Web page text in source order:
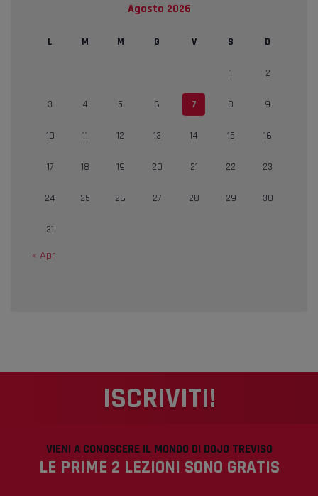
Agosto 2026
L M M G V S D
1 2
3 4 5 6 7 8 9
10 11 12 13 14 15 16
17 18 19 20 21 22 23
24 25 26 27 28 29 30
31
« Apr
ISCRIVITI!
VIENI A CONOSCERE IL MONDO DI DOJO TREVISO
LE PRIME 2 LEZIONI SONO GRATIS